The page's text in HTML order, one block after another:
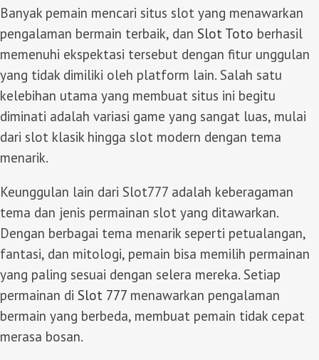
Banyak pemain mencari situs slot yang menawarkan
pengalaman bermain terbaik, dan Slot Toto berhasil
memenuhi ekspektasi tersebut dengan fitur unggulan
yang tidak dimiliki oleh platform lain. Salah satu
kelebihan utama yang membuat situs ini begitu
diminati adalah variasi game yang sangat luas, mulai
dari slot klasik hingga slot modern dengan tema
menarik.
Keunggulan lain dari Slot777 adalah keberagaman
tema dan jenis permainan slot yang ditawarkan.
Dengan berbagai tema menarik seperti petualangan,
fantasi, dan mitologi, pemain bisa memilih permainan
yang paling sesuai dengan selera mereka. Setiap
permainan di Slot 777 menawarkan pengalaman
bermain yang berbeda, membuat pemain tidak cepat
merasa bosan.